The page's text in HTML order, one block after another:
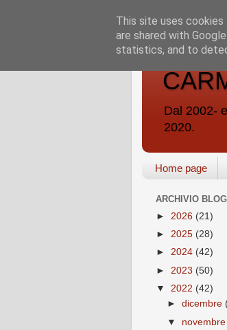
Dal 2002-
2020.
Home page
ARCHIVIO BLOG
► 2026 (21)
► 2025 (28)
► 2024 (42)
► 2023 (50)
▼ 2022 (42)
►dicembre
▼ novembre
This site uses
are shared with
statistics, and to